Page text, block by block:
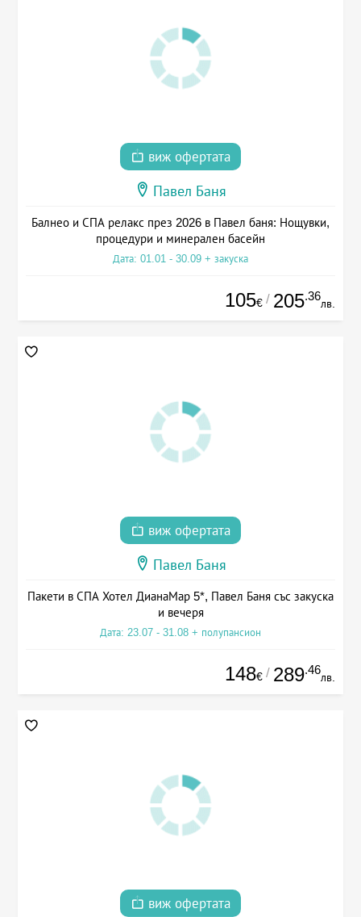
виж офертата
Павел Баня
Балнео и СПА релакс през 2026 в Павел баня: Нощувки,
процедури и минерален басейн
Дата: 01.01 - 30.09 + закуска
105€ / 205.36
лв.
виж офертата
Павел Баня
Пакети в СПА Хотел ДианаМар 5*, Павел Баня със закуска
и вечеря
Дата: 23.07 - 31.08 + полупансион
148€ / 289.46
лв.
виж офертата